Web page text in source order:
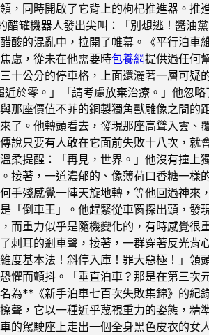
同時開啟了它背上的枸杞推進器。推
罐機器人發出尖叫：「別想逃！醬油
醋酸的混亂中，拉開了帷幕。《平行泊車
慮，從未在他需要時包養網提供過任何
十公分的停車格，上面還灑著一層可疑
於零。」「請考慮放棄治療。」他忽
那座價值不菲的銅製獨角獸雕像之間的
了。他轉頭看去，發現那座高聳入雲、
說只要有人敢在它面前失敗十八次，就
柔提醒：「再見，世界。」他沒有撞上
接著，一道濃郁的、像薄荷口香糖一樣
手殘感覺一陣天旋地轉，等他回過神來
倒車王」。他趕緊從車窗探出頭，發
而重力似乎是隨機變化的，有時感覺很
刺耳的剎車聲，接著，一群穿著反光背
度基本法！斜停入庫！罪大惡極！」領
懼而顫抖。「垂直泊車？那是在第三次
為**《新手泊車七百次失敗集錦》的紀
聲，它以一種近乎蔑視重力的姿態，精
的駕駛座上走出一個全身黑色皮衣的女